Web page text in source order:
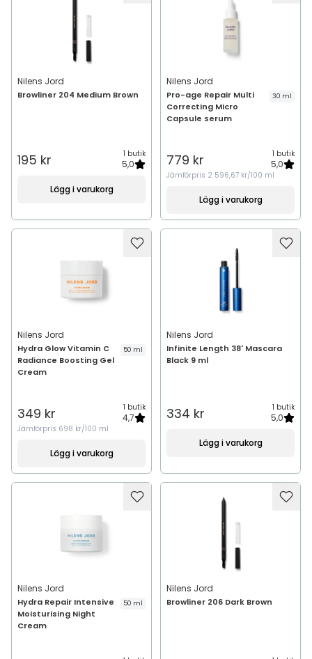
Nilens Jord
Browliner 204 Medium Brown
195 kr 1 butik
5,0
Lägg i varukorg
Nilens Jord
Pro-age Repair Multi
Correcting Micro
Capsule serum
30 ml
779 kr 1 butik
5,0
Jämförpris 2 596,67 kr/100 ml
Lägg i varukorg
Nilens Jord
Hydra Glow Vitamin C
Radiance Boosting Gel
Cream
50 ml
349 kr 1 butik
4,7
Jämförpris 698 kr/100 ml
Lägg i varukorg
Nilens Jord
Infinite Length 38' Mascara
Black 9 ml
334 kr 1 butik
5,0
Lägg i varukorg
Nilens Jord
Hydra Repair Intensive
Moisturising Night
Cream
50 ml
Nilens Jord
Browliner 206 Dark Brown